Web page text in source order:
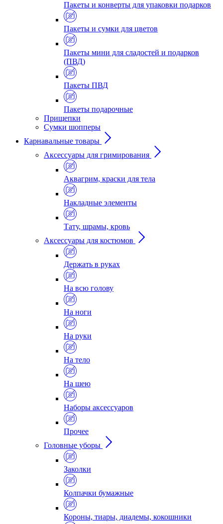
Пакеты и конверты для упаковки подарков
Пакеты и сумки для цветов
Пакеты мини для сладостей и подарков
(ПВД)
Пакеты ПВД
Пакеты подарочные
Прищепки
Сумки шопперы
Карнавальные товары
Аксессуары для гримирования
Аквагрим, краски для тела
Накладные элементы
Тату, шрамы, кровь
Аксессуары для костюмов
Держать в руках
На всю голову
На ноги
На руки
На тело
На шею
Наборы аксессуаров
Прочее
Головные уборы
Заколки
Колпачки бумажные
Короны, тиары, диадемы, кокошники